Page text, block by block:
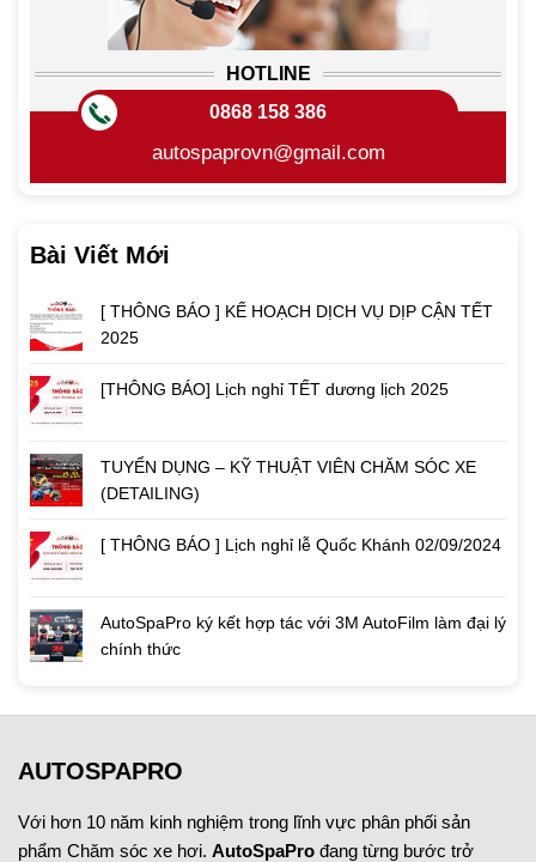
HOTLINE
0868 158 386
autospaprovn@gmail.com
Bài Viết Mới
[ THÔNG BÁO ] KẾ HOẠCH DỊCH VỤ DỊP CẬN TẾT
2025
[THÔNG BÁO] Lịch nghỉ TẾT dương lịch 2025
TUYỂN DỤNG – KỸ THUẬT VIÊN CHĂM SÓC XE
(DETAILING)
[ THÔNG BÁO ] Lịch nghỉ lễ Quốc Khánh 02/09/2024
AutoSpaPro ký kết hợp tác với 3M AutoFilm làm đại lý
chính thức
AUTOSPAPRO
Với hơn 10 năm kinh nghiệm trong lĩnh vực phân phối sản
phẩm Chăm sóc xe hơi. AutoSpaPro đang từng bước trở